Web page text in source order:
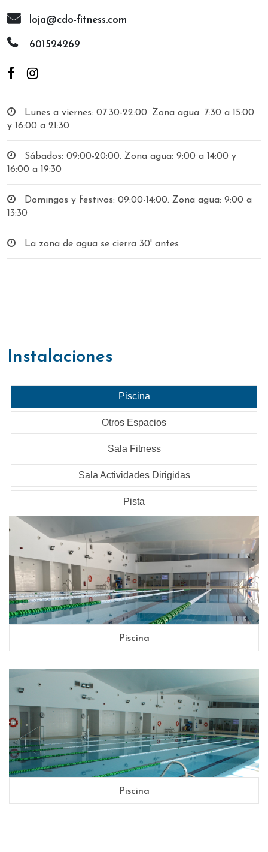
loja@cdo-fitness.com
601524269
Lunes a viernes: 07:30-22:00. Zona agua: 7:30 a 15:00
y 16:00 a 21:30
Sábados: 09:00-20:00. Zona agua: 9:00 a 14:00 y
16:00 a 19:30
Domingos y festivos: 09:00-14:00. Zona agua: 9:00 a
13:30
La zona de agua se cierra 30' antes
instalaciones
Piscina
Otros Espacios
Sala Fitness
Sala Actividades Dirigidas
Pista
Piscina
Piscina